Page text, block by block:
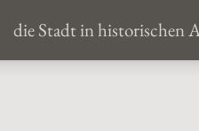
die Stadt in historischen